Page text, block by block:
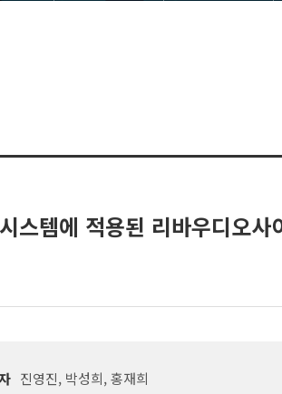
스템에 적용된 리바우디오
진영진, 박성희, 홍재희